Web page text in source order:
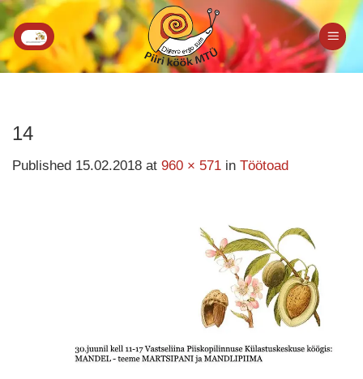
Skip
to
content
14
Published 15.02.2018 at 960 × 571 in Töötoad